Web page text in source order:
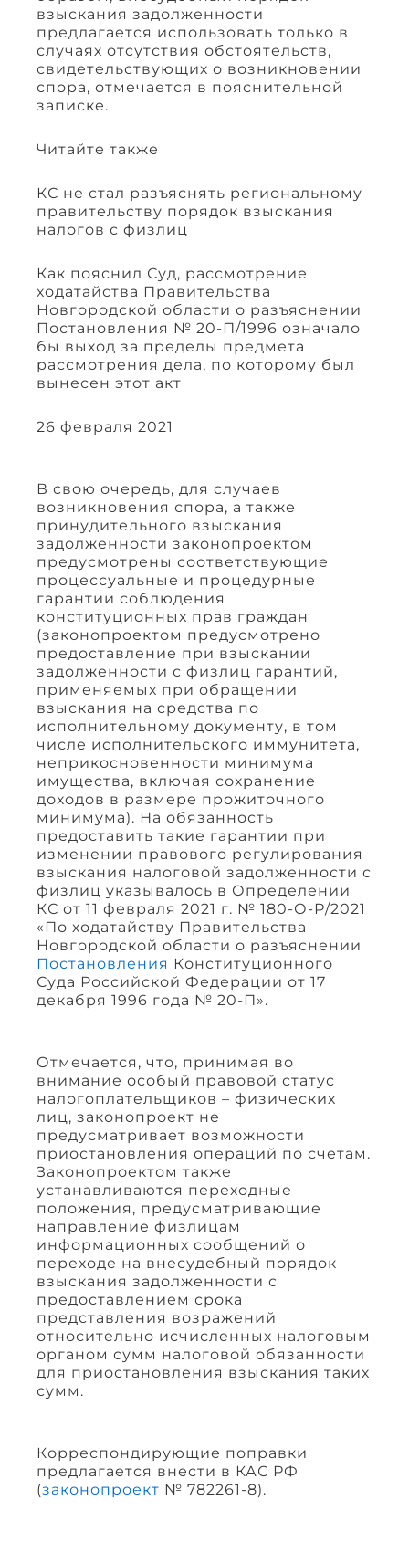
взыскания задолженности
предлагается использовать только в
случаях отсутствия обстоятельств,
свидетельствующих о возникновении
спора, отмечается в пояснительной
записке.
Читайте также
КС не стал разъяснять региональному
правительству порядок взыскания
налогов с физлиц
Как пояснил Суд, рассмотрение
ходатайства Правительства
Новгородской области о разъяснении
Постановления № 20-П/1996 означало
бы выход за пределы предмета
рассмотрения дела, по которому был
вынесен этот акт
26 февраля 2021
В свою очередь, для случаев
возникновения спора, а также
принудительного взыскания
задолженности законопроектом
предусмотрены соответствующие
процессуальные и процедурные
гарантии соблюдения
конституционных прав граждан
(законопроектом предусмотрено
предоставление при взыскании
задолженности с физлиц гарантий,
применяемых при обращении
взыскания на средства по
исполнительному документу, в том
числе исполнительского иммунитета,
неприкосновенности минимума
имущества, включая сохранение
доходов в размере прожиточного
минимума). На обязанность
предоставить такие гарантии при
изменении правового регулирования
взыскания налоговой задолженности с
физлиц указывалось в Определении
КС от 11 февраля 2021 г. № 180-О-Р/2021
«По ходатайству Правительства
Новгородской области о разъяснении
Постановления Конституционного
Суда Российской Федерации от 17
декабря 1996 года № 20-П».
Отмечается, что, принимая во
внимание особый правовой статус
налогоплательщиков – физических
лиц, законопроект не
предусматривает возможности
приостановления операций по счетам.
Законопроектом также
устанавливаются переходные
положения, предусматривающие
направление физлицам
информационных сообщений о
переходе на внесудебный порядок
взыскания задолженности с
предоставлением срока
представления возражений
относительно исчисленных налоговым
органом сумм налоговой обязанности
для приостановления взыскания таких
сумм.
Корреспондирующие поправки
предлагается внести в КАС РФ
(законопроект № 782261-8).